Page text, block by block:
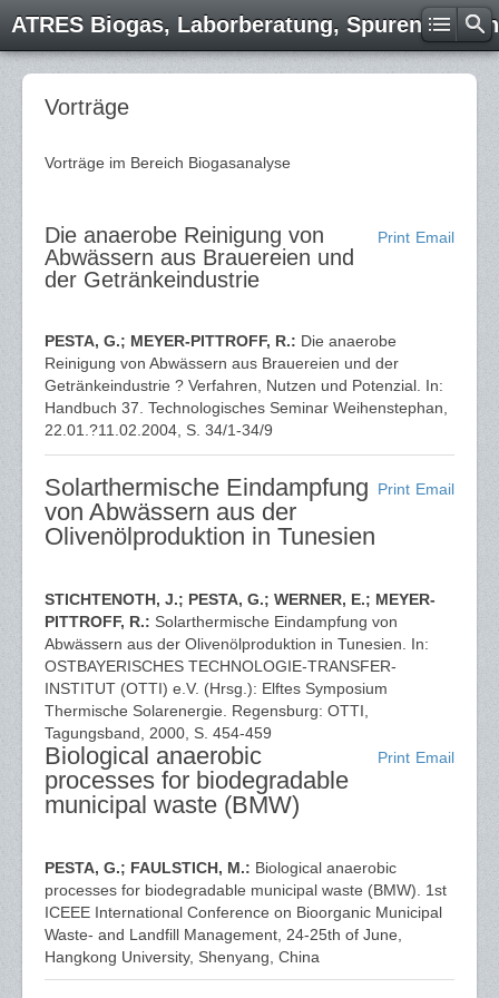
ATRES Biogas, Laborberatung,
Vorträge
Vorträge im Bereich Biogasanalyse
Email
Print
Die anaerobe Reinigung von
Abwässern aus Brauereien und
der Getränkeindustrie
PESTA, G.; MEYER-PITTROFF, R.: Die anaerobe
Reinigung von Abwässern aus Brauereien und der
Getränkeindustrie ? Verfahren, Nutzen und Potenzial. In:
Handbuch 37. Technologisches Seminar Weihenstephan,
22.01.?11.02.2004, S. 34/1-34/9
Email
Print
Solarthermische Eindampfung
von Abwässern aus der
Olivenölproduktion in Tunesien
STICHTENOTH, J.; PESTA, G.; WERNER, E.; MEYER-
PITTROFF, R.: Solarthermische Eindampfung von
Abwässern aus der Olivenölproduktion in Tunesien. In:
OSTBAYERISCHES TECHNOLOGIE-TRANSFER-
INSTITUT (OTTI) e.V. (Hrsg.): Elftes Symposium
Thermische Solarenergie. Regensburg: OTTI,
Tagungsband, 2000, S. 454-459
Email
Print
Biological anaerobic
processes for biodegradable
municipal waste (BMW)
PESTA, G.; FAULSTICH, M.: Biological anaerobic
processes for biodegradable municipal waste (BMW). 1st
ICEEE International Conference on Bioorganic Municipal
Waste- and Landfill Management, 24-25th of June,
Hangkong University, Shenyang, China